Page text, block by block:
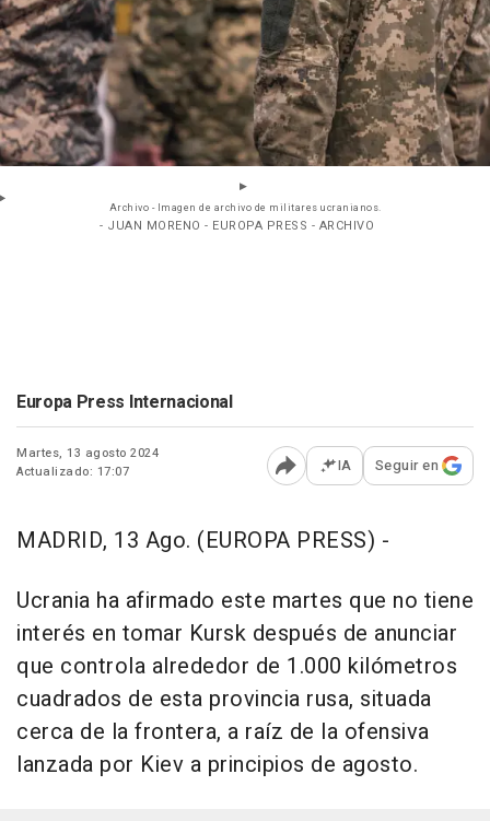
Archivo - Imagen de archivo de militares ucranianos.
- JUAN MORENO - EUROPA PRESS - ARCHIVO
Europa Press Internacional
Martes, 13 agosto 2024
Actualizado: 17:07
Abrir opciones para
IA Seguir en
MADRID, 13 Ago. (EUROPA PRESS) -
Ucrania ha afirmado este martes que no tiene
interés en tomar Kursk después de anunciar
que controla alrededor de 1.000 kilómetros
cuadrados de esta provincia rusa, situada
cerca de la frontera, a raíz de la ofensiva
lanzada por Kiev a principios de agosto.